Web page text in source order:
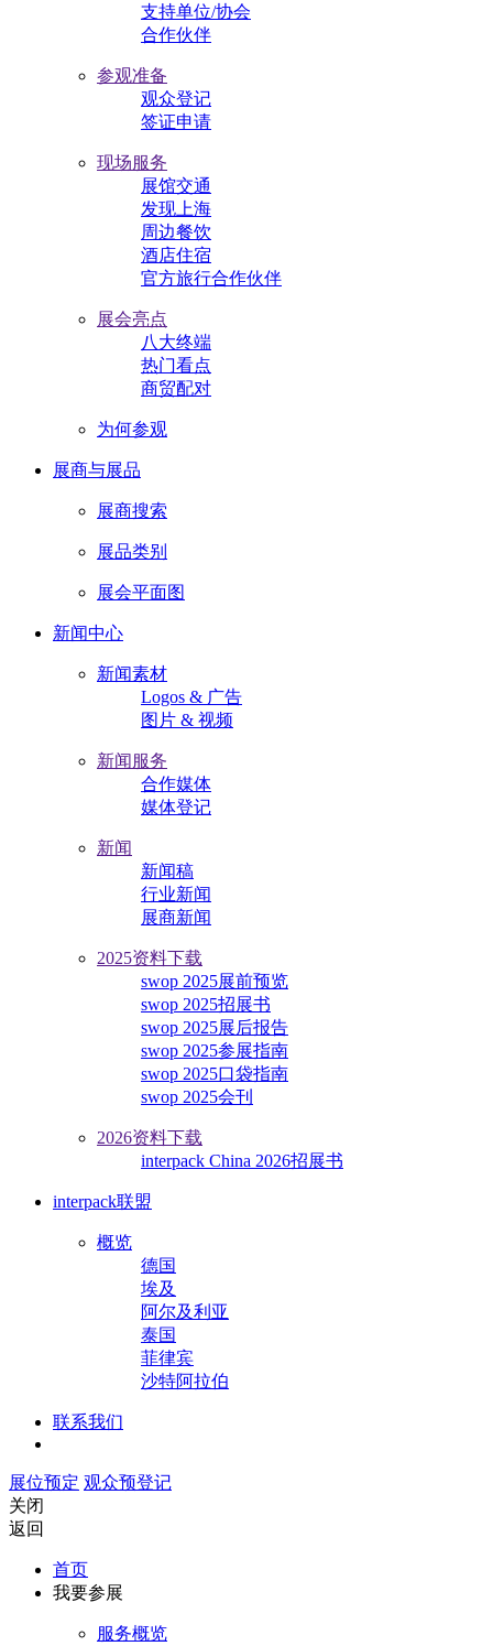
支持单位/协会
合作伙伴
参观准备
观众登记
签证申请
现场服务
展馆交通
发现上海
周边餐饮
酒店住宿
官方旅行合作伙伴
展会亮点
八大终端
热门看点
商贸配对
为何参观
展商与展品
展商搜索
展品类别
展会平面图
新闻中心
新闻素材
Logos & 广告
图片 & 视频
新闻服务
合作媒体
媒体登记
新闻
新闻稿
行业新闻
展商新闻
2025资料下载
swop 2025展前预览
swop 2025招展书
swop 2025展后报告
swop 2025参展指南
swop 2025口袋指南
swop 2025会刊
2026资料下载
interpack China 2026招展书
interpack联盟
概览
德国
埃及
阿尔及利亚
泰国
菲律宾
沙特阿拉伯
联系我们
展位预定 观众预登记
关闭
返回
首页
我要参展
服务概览